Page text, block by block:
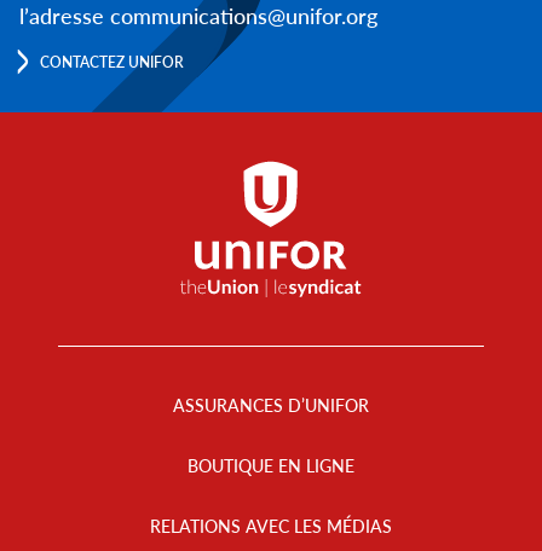
l’adresse communications@unifor.org
CONTACTEZ UNIFOR
ASSURANCES D’UNIFOR
BOUTIQUE EN LIGNE
RELATIONS AVEC LES MÉDIAS